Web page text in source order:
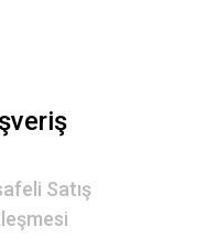
Satış